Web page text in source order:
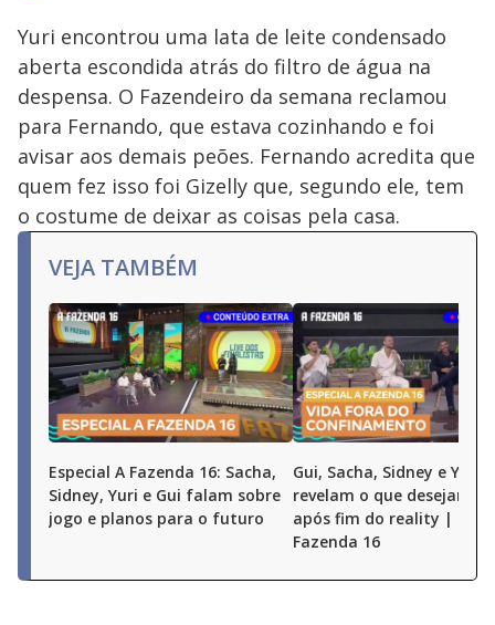
Yuri encontrou uma lata de leite condensado
aberta escondida atrás do filtro de água na
despensa. O Fazendeiro da semana reclamou
para Fernando, que estava cozinhando e foi
avisar aos demais peões. Fernando acredita que
quem fez isso foi Gizelly que, segundo ele, tem
o costume de deixar as coisas pela casa.
VEJA TAMBÉM
Especial A Fazenda 16: Sacha,
Sidney, Yuri e Gui falam sobre
jogo e planos para o futuro
Gui, Sacha, Sidney e Yuri
revelam o que desejam
após fim do reality |
Fazenda 16